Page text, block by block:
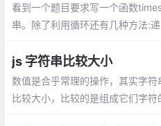
看到一个题目要求写一个函数
串。除了利用循环还有几种方法:
js 字符串比较大小
数值是合乎常理的操作，其实字
比较大小，比较的是组成它们字